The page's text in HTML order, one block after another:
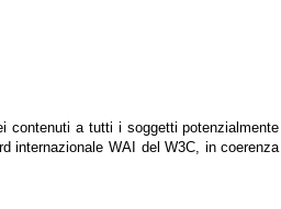
contenuti a tutti i soggetti potenzialmente
internazionale WAI del W3C, in coerenza